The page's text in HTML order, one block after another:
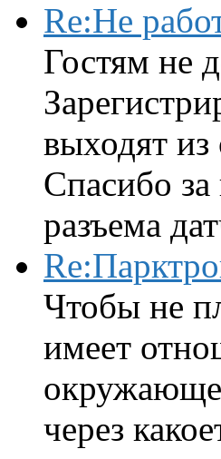
Re:Не
Гостям не
выходят из
Спасибо
разъема
Чтобы не
имеет
через